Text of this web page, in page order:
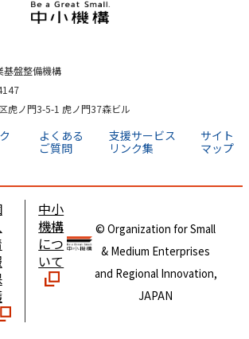
盤整備機構
ノ門3-5-1 虎ノ門37森ビル
よくある
ご質問
支援サービス
リンク集
サイト
マップ
中小
機構
につ
いて
© Organization for Small
& Medium Enterprises
and Regional Innovation,
JAPAN